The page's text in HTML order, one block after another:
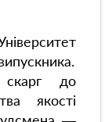
скарг до
якості